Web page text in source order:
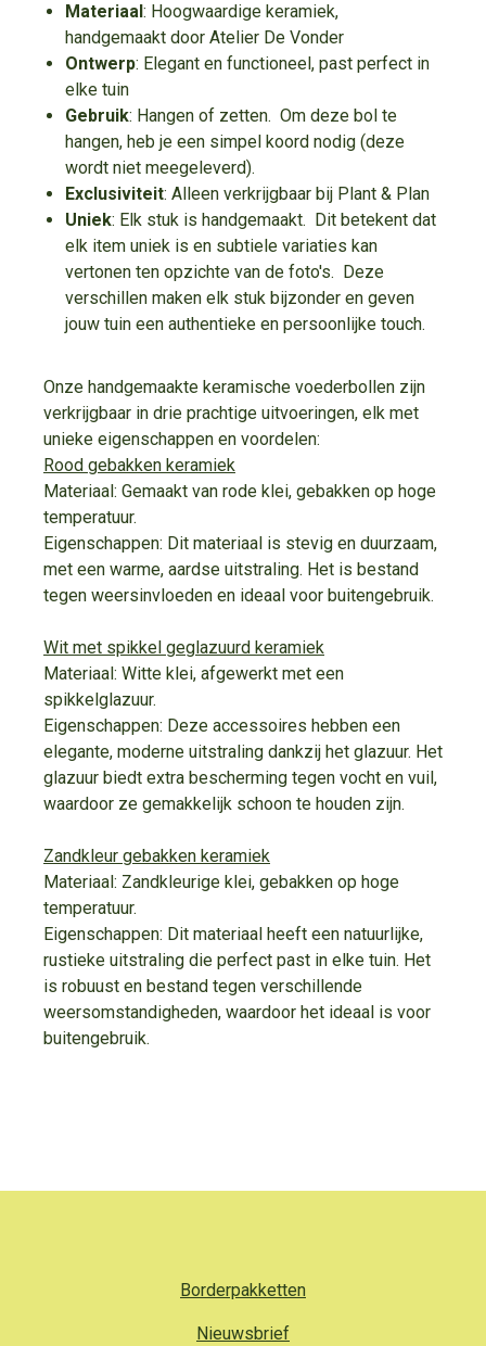
Materiaal : Hoogwaardige keramiek,
handgemaakt door Atelier De Vonder
Ontwerp: Elegant en functioneel, past perfect in
elke tuin
Gebruik: Hangen of zetten. Om deze bol te
hangen, heb je een simpel koord nodig (deze
wordt niet meegeleverd).
Exclusiviteit: Alleen verkrijgbaar bij Plant & Plan
Uniek: Elk stuk is handgemaakt. Dit betekent dat
elk item uniek is en subtiele variaties kan
vertonen ten opzichte van de foto's. Deze
verschillen maken elk stuk bijzonder en geven
jouw tuin een authentieke en persoonlijke touch.
Onze handgemaakte keramische voederbollen zijn
verkrijgbaar in drie prachtige uitvoeringen, elk met
unieke eigenschappen en voordelen:
Rood gebakken keramiek
Materiaal: Gemaakt van rode klei, gebakken op hoge
temperatuur.
Eigenschappen: Dit materiaal is stevig en duurzaam,
met een warme, aardse uitstraling. Het is bestand
tegen weersinvloeden en ideaal voor buitengebruik.
Wit met spikkel geglazuurd keramiek
Materiaal: Witte klei, afgewerkt met een
spikkelglazuur.
Eigenschappen: Deze accessoires hebben een
elegante, moderne uitstraling dankzij het glazuur. Het
glazuur biedt extra bescherming tegen vocht en vuil,
waardoor ze gemakkelijk schoon te houden zijn.
Zandkleur gebakken keramiek
Materiaal: Zandkleurige klei, gebakken op hoge
temperatuur.
Eigenschappen: Dit materiaal heeft een natuurlijke,
rustieke uitstraling die perfect past in elke tuin. Het
is robuust en bestand tegen verschillende
weersomstandigheden, waardoor het ideaal is voor
buitengebruik.
Borderpakketten
Nieuwsbrief